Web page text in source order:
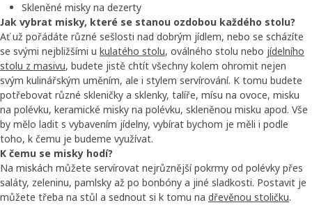
Skleněné misky na dezerty
Jak vybrat misky, které se stanou ozdobou každého stolu?
Ať už pořádáte různé sešlosti nad dobrým jídlem, nebo se scházíte
se svými nejbližšími u kulatého stolu, oválného stolu nebo jídelního
stolu z masivu, budete jistě chtít všechny kolem ohromit nejen
svým kulinářským uměním, ale i stylem servírování. K tomu budete
potřebovat různé skleničky a sklenky, talíře, mísu na ovoce, misku
na polévku, keramické misky na polévku, skleněnou misku apod. Vše
by mělo ladit s vybavením jídelny, vybírat bychom je měli i podle
toho, k čemu je budeme využívat.
K čemu se misky hodí?
Na miskách můžete servírovat nejrůznější pokrmy od polévky přes
saláty, zeleninu, pamlsky až po bonbóny a jiné sladkosti. Postavit je
můžete třeba na stůl a sednout si k tomu na dřevěnou stoličku.